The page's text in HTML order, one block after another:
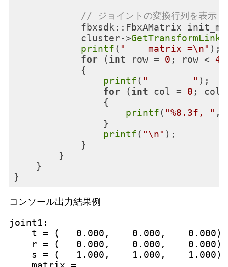
// ジョイントの変換行列を表示
fbxsdk::FbxAMatrix
            cluster->
printf( "    matrix =\n" );
for (int row = 0 ; row < 4
            {
printf( "        " );
for (int col = 0 ; col
                {
printf( "%8.3f, " ,
                }
printf( "\n" );
            }
        }
    }
コンソール出力結果例
joint1:
    t = (   0.000,    0.000,    0.000)
    r = (   0.000,    0.000,    0.000)
    s = (   1.000,    1.000,    1.000)